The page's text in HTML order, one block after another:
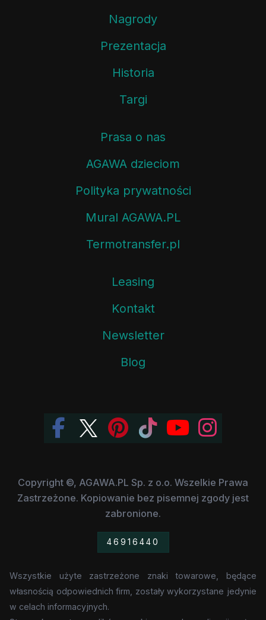
Nagrody
Prezentacja
Historia
Targi
Prasa o nas
AGAWA dzieciom
Polityka prywatności
Mural AGAWA.PL
Termotransfer.pl
Leasing
Kontakt
Newsletter
Blog
Copyright ©, AGAWA.PL Sp. z o.o. Wszelkie Prawa
Zastrzeżone. Kopiowanie bez pisemnej zgody jest
zabronione.
46916440
Wszystkie użyte zastrzeżone znaki towarowe, będące
własnością odpowiednich firm, zostały wykorzystane jedynie
w celach informacyjnych.